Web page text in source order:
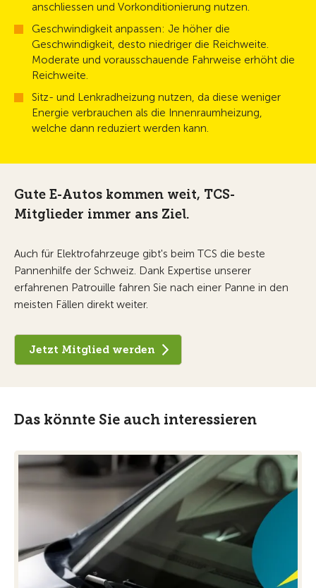
anschliessen und Vorkonditionierung nutzen.
Geschwindigkeit anpassen: Je höher die
Geschwindigkeit, desto niedriger die Reichweite.
Moderate und vorausschauende Fahrweise erhöht die
Reichweite.
Sitz- und Lenkradheizung nutzen, da diese weniger
Energie verbrauchen als die Innenraumheizung,
welche dann reduziert werden kann.
Gute E-Autos kommen weit, TCS-
Mitglieder immer ans Ziel.
Auch für Elektrofahrzeuge gibt's beim TCS die beste
Pannenhilfe der Schweiz. Dank Expertise unserer
erfahrenen Patrouille fahren Sie nach einer Panne in den
meisten Fällen direkt weiter.
Jetzt Mitglied werden
Das könnte Sie auch interessieren